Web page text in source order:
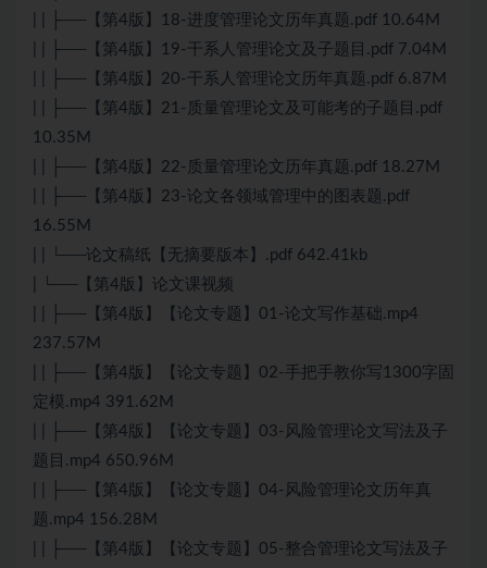
| | ├──【第4版】18-进度管理论文历年真题.pdf 10.64M
| | ├──【第4版】19-干系人管理论文及子题目.pdf 7.04M
| | ├──【第4版】20-干系人管理论文历年真题.pdf 6.87M
| | ├──【第4版】21-质量管理论文及可能考的子题目.pdf
10.35M
| | ├──【第4版】22-质量管理论文历年真题.pdf 18.27M
| | ├──【第4版】23-论文各领域管理中的图表题.pdf
16.55M
| | └──论文稿纸【无摘要版本】.pdf 642.41kb
| └──【第4版】论文课视频
| | ├──【第4版】【论文专题】01-论文写作基础.mp4
237.57M
| | ├──【第4版】【论文专题】02-手把手教你写1300字固
定模.mp4 391.62M
| | ├──【第4版】【论文专题】03-风险管理论文写法及子
题目.mp4 650.96M
| | ├──【第4版】【论文专题】04-风险管理论文历年真
题.mp4 156.28M
| | ├──【第4版】【论文专题】05-整合管理论文写法及子